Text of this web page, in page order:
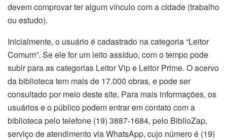
devem comprovar ter algum vínculo com a cidade (trabalho
ou estudo).
Inicialmente, o usuário é cadastrado na categoria “Leitor
Comum”. Se ele for um leito assíduo, com o tempo pode
subir para as categorias Leitor Vip e Leitor Prime. O acervo
da biblioteca tem mais de 17.000 obras, e pode ser
consultado por meio deste site. Para mais informações, os
usuários e o público podem entrar em contato com a
biblioteca pelo telefone (19) 3887-1684, pelo BiblioZap,
serviço de atendimento via WhatsApp, cujo número é (19)